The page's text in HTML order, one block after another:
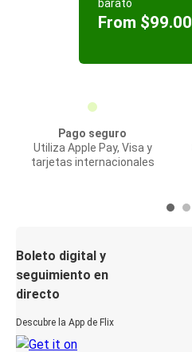
barato
From $99.00
Pago seguro
Utiliza Apple Pay, Visa y
tarjetas internacionales
Boleto digital y
seguimiento en
directo
Descubre la App de Flix